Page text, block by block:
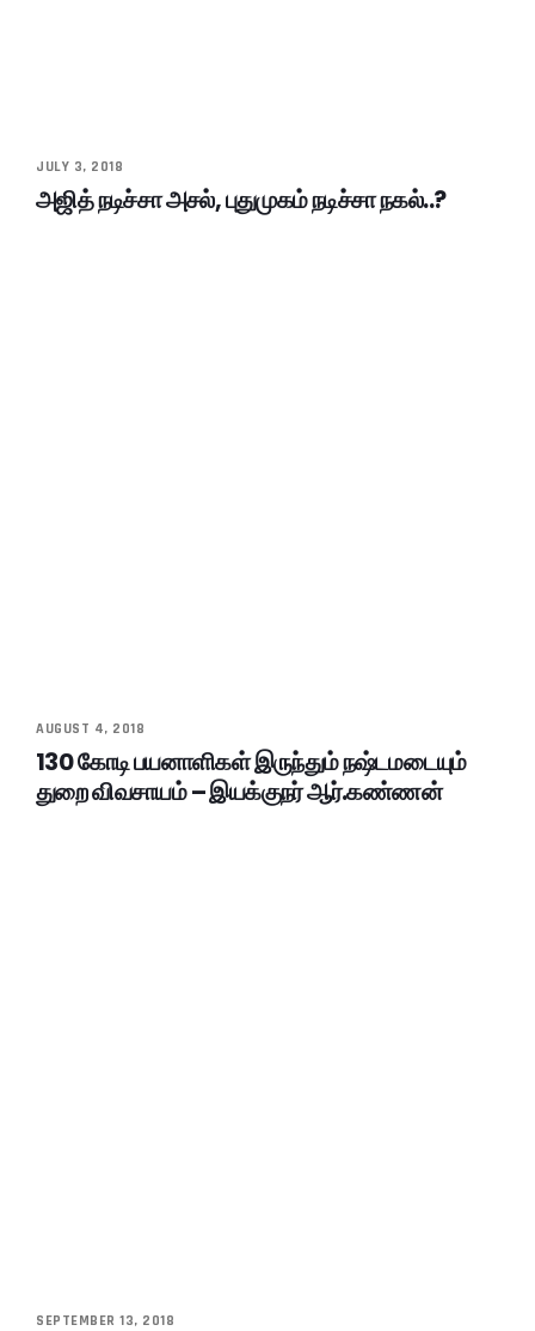
JULY 3, 2018
அஜித் நடிச்சா அசல், புதுமுகம் நடிச்சா நகல்..?
AUGUST 4, 2018
130 கோடி பயனாளிகள் இருந்தும் நஷ்டமடையும்
துறை விவசாயம் – இயக்குநர் ஆர்.கண்ணன்
SEPTEMBER 13, 2018